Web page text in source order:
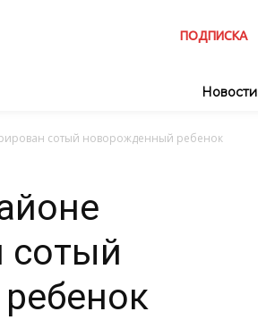
ПОДПИСКА
Новости
сотый новорожденный ребенок
сотый